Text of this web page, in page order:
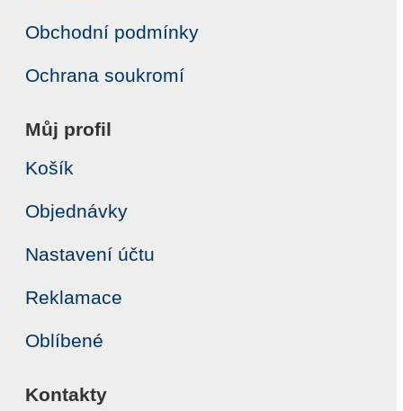
Obchodní podmínky
Ochrana soukromí
Můj profil
Košík
Objednávky
Nastavení účtu
Reklamace
Oblíbené
Kontakty